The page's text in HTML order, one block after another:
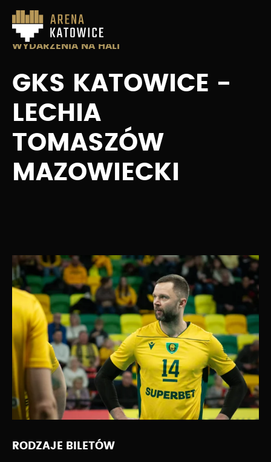
WYDARZENIA NA HALI
GKS KATOWICE -
LECHIA
TOMASZÓW
MAZOWIECKI
RODZAJE BILETÓW